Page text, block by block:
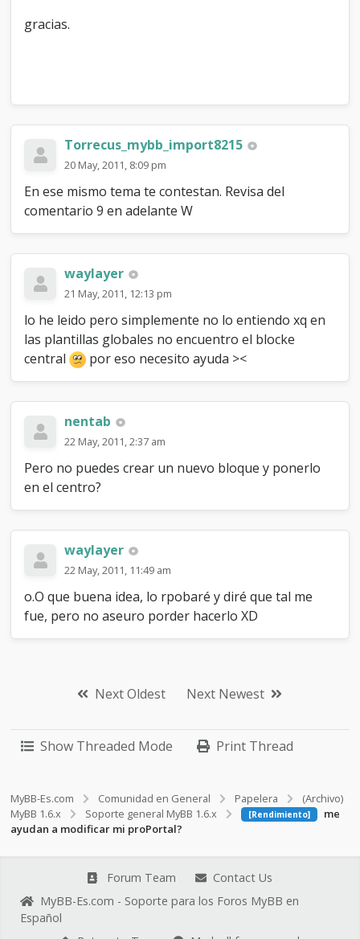
gracias.
Torrecus_mybb_import8215
20 May, 2011, 8:09 pm
En ese mismo tema te contestan. Revisa del
comentario 9 en adelante W
waylayer
21 May, 2011, 12:13 pm
lo he leido pero simplemente no lo entiendo xq en
las plantillas globales no encuentro el blocke
central
por eso necesito ayuda ><
nentab
22 May, 2011, 2:37 am
Pero no puedes crear un nuevo bloque y ponerlo
en el centro?
waylayer
22 May, 2011, 11:49 am
o.O que buena idea, lo rpobaré y diré que tal me
fue, pero no aseuro porder hacerlo XD
Next Oldest Next Newest
Show Threaded Mode Print Thread
MyBB-Es.com Comunidad en General Papelera
(Archivo)
MyBB 1.6.x
Soporte general MyBB 1.6.x [Rendimiento]
me
ayudan a modificar mi proPortal?
Forum Team
Contact Us
MyBB-Es.com - Soporte para los Foros MyBB en
Español